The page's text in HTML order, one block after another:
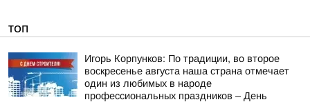
ТОП
Игорь Корпунков: По традиции, во второе
воскресенье августа наша страна отмечает
один из любимых в народе
профессиональных праздников – День